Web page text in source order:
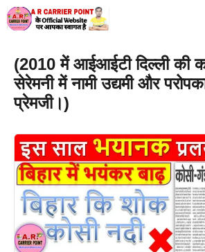
Skip
to
(2010 में आईआईटी दिल्ली की
सेरेमनी में नामी उद्यमी और
प्रेमजी।)